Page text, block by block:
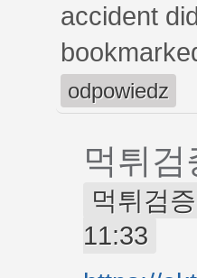
accident
odpowiedz
먹튀검
먹튀검
11:33